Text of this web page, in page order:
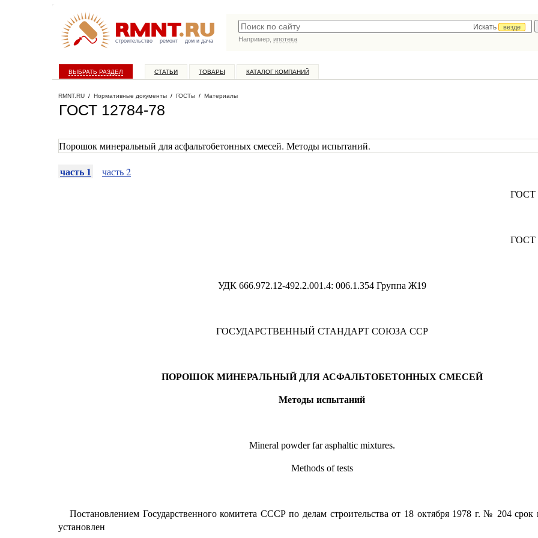
строительство ремонт дом и дача
Искать
везде
Например, ипотека
ВЫБРАТЬ РАЗДЕЛ СТАТЬИ ТОВАРЫ КАТАЛОГ КОМПАНИЙ
RMNT.RU / Нормативные документы / ГОСТы / Материалы
ГОСТ 12784-78
Порошок минеральный для асфальтобетонных смесей. Методы испытаний.
часть 1 часть 2
ГОСТ
ГОСТ
УДК 666.972.12-492.2.001.4: 006.1.354 Группа Ж19
ГОСУДАРСТВЕННЫЙ СТАНДАРТ СОЮЗА ССР
ПОРОШОК МИНЕРАЛЬНЫЙ ДЛЯ АСФАЛЬТОБЕТОННЫХ СМЕСЕЙ
Методы испытаний
Mineral powder far asphaltic mixtures.
Methods of tests
Постановлением Государственного комитета СССР по делам строительства от 18 октября 1978 г. № 204 срок
установлен